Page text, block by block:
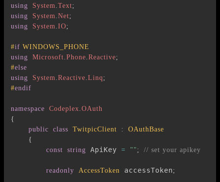
using
System.Text;
using
System.Net;
using
System.IO;
#if WINDOWS_PHONE
using
Microsoft.Phone.Reactive;
#else
using
System.Reactive.Linq ;
#endif
namespace Codeplex.OAuth
{
public
class TwitpicClient :
OAuthBase
{
const
string ApiKey = "" ; // set your apikey
readonly AccessToken accessToken;